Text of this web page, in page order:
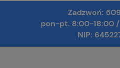
Zadzwoń:
pon-pt. 8:00-18:00 /
NIP: